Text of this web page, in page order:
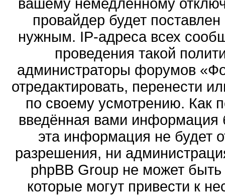
вашему немедленному
провайдер будет
нужным. IP-адреса всех
проведения такой
администраторы форумов
отредактировать, перенести
по своему усмотрению. Как
введённая вами информация
эта информация не будет
разрешения, ни
phpBB Group не может быть
которые могут привести к